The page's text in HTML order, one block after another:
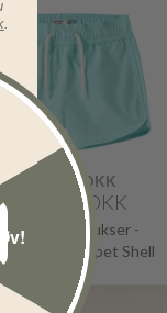
Før 119,00DKK
Nu 59,00DKK
Name It Badebukser -
- Limpet Shell
.
Øv!